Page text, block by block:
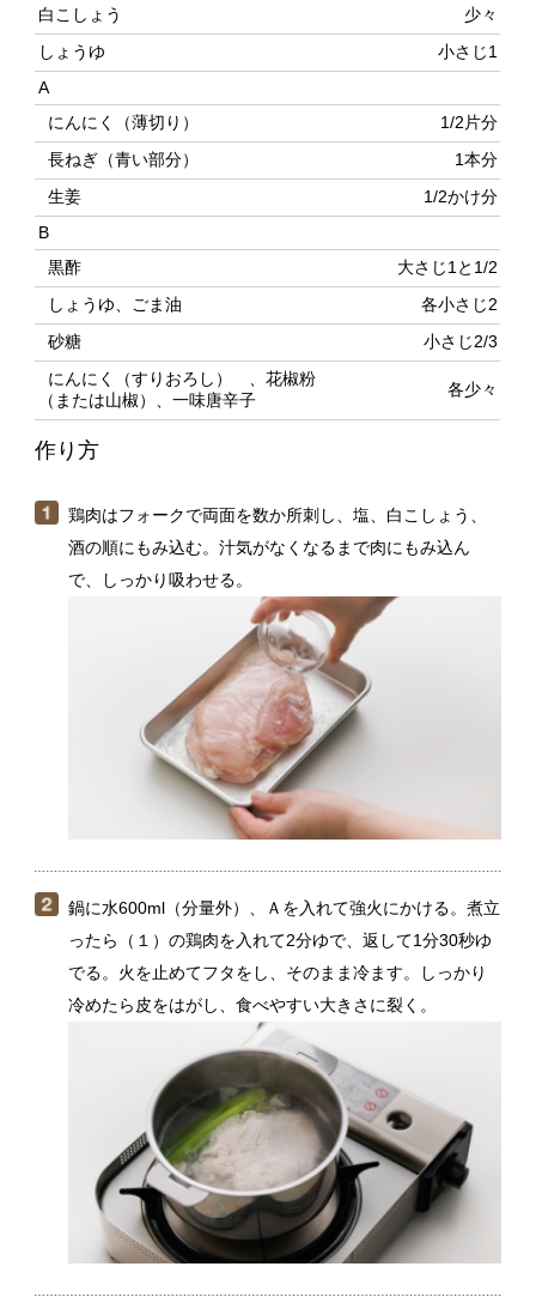
にんにく（薄切り）
長ねぎ（青い部分）
生姜 1/2かけ分
B
黒酢 大さじ1と1/2
しょうゆ、ごま油
砂糖 小さじ2/3
にんにく（すりおろし） 、花椒粉
（または山椒）、一味唐辛子
各少々
作り方
鶏肉はフォークで両面を数か所刺し、塩、白こしょう、
酒の順にもみ込む。汁気がなくなるまで肉にもみ込ん
で、しっかり吸わせる。
鍋に水600ml（分量外）、Ａを入れて強火にかける。煮立
ったら（１）の鶏肉を入れて2分ゆで、返して1分30秒ゆ
でる。火を止めてフタをし、そのまま冷ます。しっかり
冷めたら皮をはがし、食べやすい大きさに裂く。
ところてんはザルに上げてサッと洗い、水気をきってし
ょうゆをからめる。